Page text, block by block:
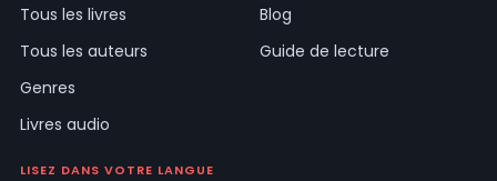
Tous les livres
Tous les auteurs
Genres
Livres audio
Blog
Guide de lecture
LISEZ DANS VOTRE LANGUE